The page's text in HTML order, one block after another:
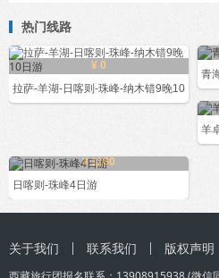
热门线路
¥ 0
拉萨-羊湖-日喀则-珠峰-纳木错9晚10
青
羊
¥ 1160
日喀则-珠峰4日游
关于我们 联系我们 版权声明